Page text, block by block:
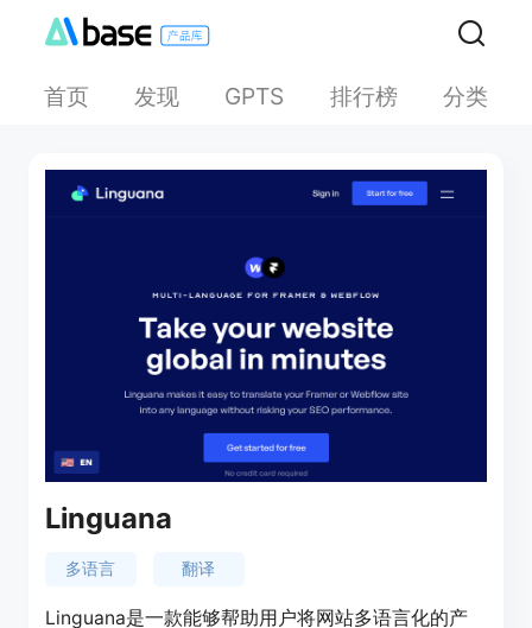
首页 发现 GPTS 排行榜 分类
Linguana
多语言 翻译
Linguana是一款能够帮助用户将网站多语言化的产